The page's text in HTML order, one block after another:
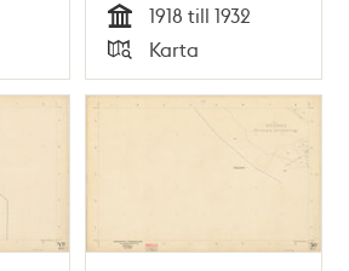
Tid
1918 till 1932
Typ
Karta